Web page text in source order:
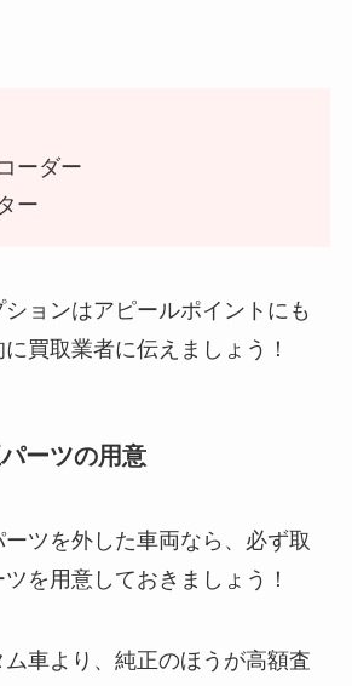
ーダー
ー
ョンはアピールポイントにも
買取業者に伝えましょう！
ーツの用意
ツを外した車両なら、必ず取
を用意しておきましょう！
車より、純正のほうが高額査